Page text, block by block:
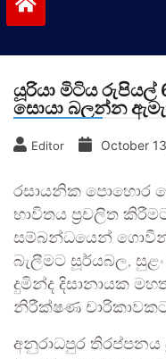
යූරියා මිටිය
සොයා බලන්න
Editor October
රසායනික පොහොර
භාවිතය ප්‍රචලිත
සම්බන්ධයෙන්
බැලීමට සූර්යබල,
දුමින්ද දිසානායක
නිරීක්ෂණ
අනුරාධපුර තිරප්පනය